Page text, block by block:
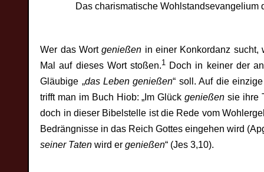
Das charismatische Wohlstandsevangelium
Wer das Wortgenießen in einer Konkordanz
Mal auf dieses Wort stoßen.1
Doch in keiner der
Gläubige „das Leben genießen“ soll. Auf die
trifft man im Buch Hiob: „Im Glückgenießen sie ihre
doch in dieser Bibelstelle ist die Rede vom
Bedrängnisse in das Reich Gottes eingehen wird
seiner Taten wird er genießen“ (Jes 3,10).